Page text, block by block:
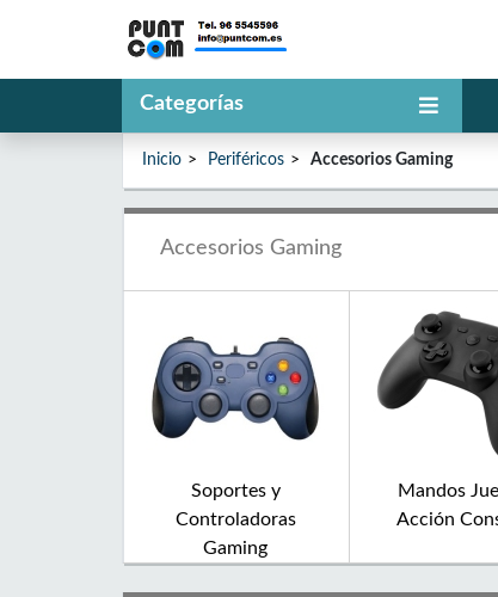
Categorías
Inicio Periféricos Accesorios Gaming
Accesorios Gaming
Soportes y
Controladoras
Gaming
Mandos
Acción